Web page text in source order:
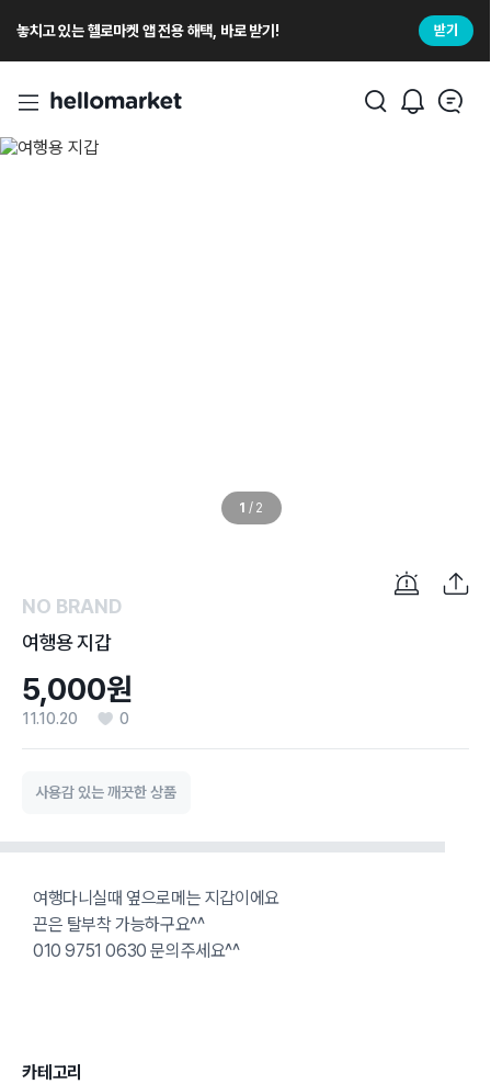
놓치고 있는 헬로마켓 앱 전용 해택, 바로 받기! 받기
1 / 2
NO BRAND
여행용 지갑
5,000원
11.10.20 0
사용감 있는 깨끗한 상품
여행다니실때 옆으로메는 지갑이에요
끈은 탈부착 가능하구요^^
010 9751 0630 문의주세요^^
카테고리